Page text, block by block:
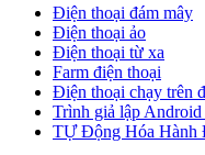
Điện thoại đám mây
Điện thoại ảo
Điện thoại từ xa
Farm điện thoại
Điện thoại chạy trên
Trình giả lập Android
TỰ Động Hóa Hành